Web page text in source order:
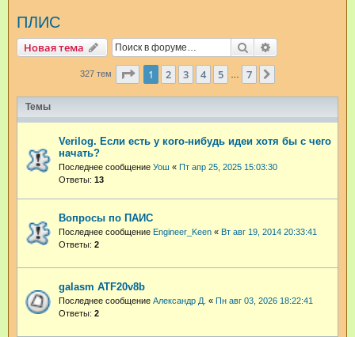
ПЛИС
Новая тема Поиск
327 тем Страница из
1 2 3 4 5 7
Темы
Verilog. Если есть у кого-нибудь идеи хотя бы с чего
начать?
Последнее сообщение Уош « Пт апр 25, 2025 15:03:30
Ответы: 13
Вопросы по ПАИС
Последнее сообщение Engineer_Keen « Вт авг 19, 2014 20:33:41
Ответы: 2
galasm ATF20v8b
Последнее сообщение Александр Д. « Пн авг 03, 2026 18:22:41
Ответы: 2